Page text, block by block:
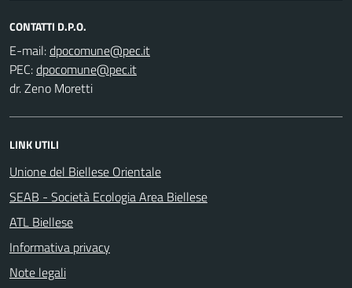
CONTATTI D.P.O.
E-mail:
PEC:
dr. Zeno Moretti
LINK UTILI
Unione del Biellese Orientale
SEAB - Società Ecologia Area Biellese
ATL Biellese
Informativa privacy
Note legali